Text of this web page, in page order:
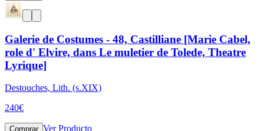
Galerie de Costumes - 48, Castilliane [Marie Cabel,
role d' Elvire, dans Le muletier de Tolede, Theatre
Lyrique]
Destouches, Lith. (s.XIX)
240€
Comprar Ver Producto